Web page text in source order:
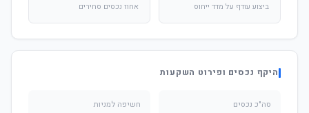
ביצוע עודף על מדד ייחוס אחוז נכסים סחירים
היקף נכסים ופירוט השקעות
סה"כ נכסים חשיפה למניות